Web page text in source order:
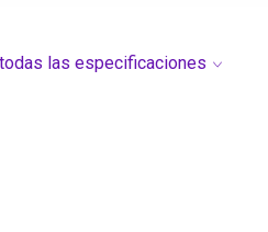
las especificaciones